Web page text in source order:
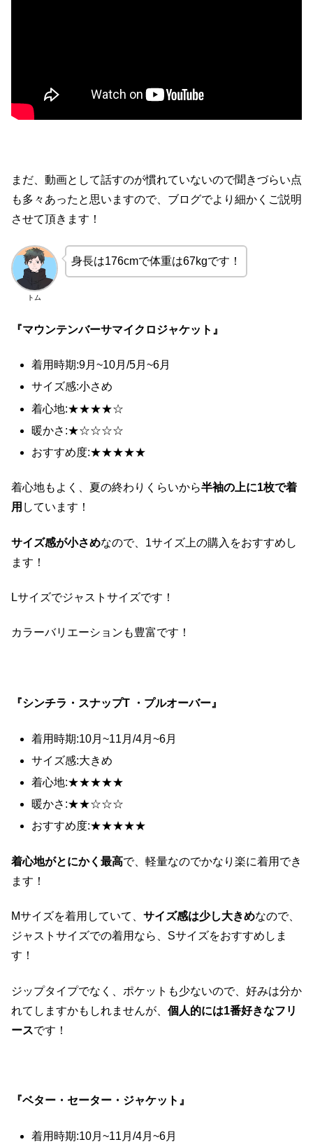
まだ、動画として話すのが慣れていないので聞きづらい点
も多々あったと思いますので、ブログでより細かくご説明
させて頂きます！
トム
身長は176cmで体重は67kgです！
『マウンテンバーサマイクロジャケット』
着用時期:9月~10月/5月~6月
サイズ感:小さめ
着心地:★★★★☆
暖かさ:★☆☆☆☆
おすすめ度:★★★★★
着心地もよく、夏の終わりくらいから半袖の上に1枚で着
用 しています！
サイズ感が小さめなので、1サイズ上の購入をおすすめし
ます！
Lサイズでジャストサイズです！
カラーバリエーションも豊富です！
『シンチラ・スナップT ・プルオーバー』
着用時期:10月~11月/4月~6月
サイズ感:大きめ
着心地:★★★★★
暖かさ:★★☆☆☆
おすすめ度:★★★★★
着心地がとにかく最高で、軽量なのでかなり楽に着用でき
ます！
Mサイズを着用していて、 サイズ感は少し大きめなので、
ジャストサイズでの着用なら、Sサイズをおすすめしま
す！
ジップタイプでなく、ポケットも少ないので、好みは分か
れてしますかもしれませんが、 個人的には1番好きなフリ
ースです！
『ベター・セーター・ジャケット』
着用時期:10月~11月/4月~6月